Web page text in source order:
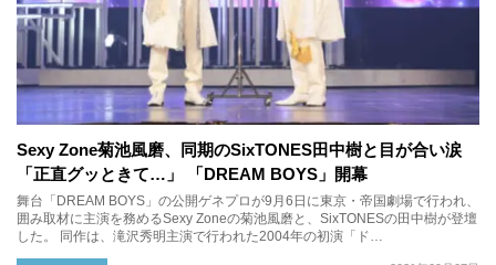
Sexy Zone菊池風磨、同期のSixTONES田中樹と目が合い涙
「正直グッときて…」 「DREAM BOYS」開幕
舞台「DREAM BOYS」の公開ゲネプロが9月6日に東京・帝国劇場で行われ、
囲み取材に主演を務めるSexy Zoneの菊池風磨と、SixTONESの田中樹が登壇
した。 同作は、滝沢秀明主演で行われた2004年の初演「ド…